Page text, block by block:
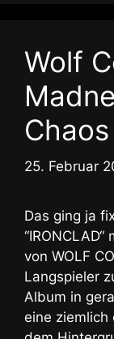
Wolf
Chaos
25. Februar
Das ging ja
von WOLF
Langspieler
Album in
eine ziemlich